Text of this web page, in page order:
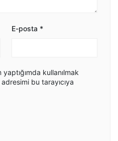
E-posta *
kullanılmak
bu tarayıcıya